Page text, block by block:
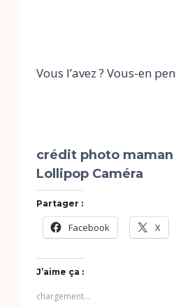
Vous l’avez ? Vous-en
crédit photo maman
Lollipop Caméra
Partager :
Facebook X
J’aime ça :
chargement…